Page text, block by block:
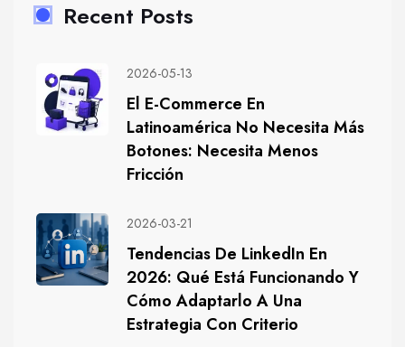
Recent Posts
2026-05-13
El E-Commerce En
Latinoamérica No Necesita Más
Botones: Necesita Menos
Fricción
2026-03-21
Tendencias De LinkedIn En
2026: Qué Está Funcionando Y
Cómo Adaptarlo A Una
Estrategia Con Criterio